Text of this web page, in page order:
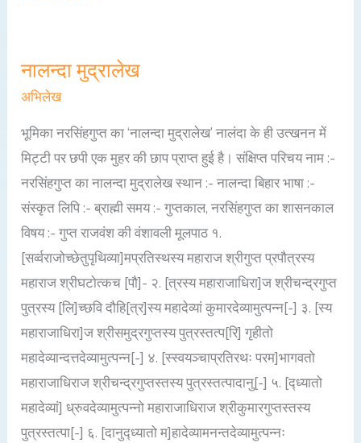
नालन्दा मुद्रालेख
अभिलेख
भूमिका नरसिंहगुप्त का ‘नालन्दा मुद्रालेख’ नालंदा के ही उत्खनन में
मिट्टी पर छपी एक मुहर की छाप प्राप्त हुई है। संक्षिप्त परिचय नाम :-
नरसिंहगुप्त का नालन्दा मुद्रालेख स्थान :- नालन्दा बिहार भाषा :-
संस्कृत लिपि :- ब्राह्मी समय :- गुप्तकाल, नरसिंहगुप्त का शासनकाल
विषय :- गुप्त राजवंश की वंशावली मूलपाठ १.
[सर्व्वराजोच्छेतुपृथिव्या]मप्रतिस्थस्य महाराज श्रीगुप्त प्रपौत्रस्य
महाराज श्रीघटोत्कच [पौ]- २. [त्रस्य महाराजाधिरा]ज श्रीचन्द्रगुप्त
पुत्रस्य [लि]च्छवि दौहि[त्र]स्य महादेव्यां कुमारदेव्यामुत्पन्न[-] ३. [स्य
महाराजाधिरा]ज श्रीसमुद्रगुप्तस्य पुत्रस्तत्प[रि] गृहीतो
महादेव्यान्दत्तदेव्यामुत्पन्न[-] ४. [स्स्वयञ्चाप्रतिरथः परम]भागवतो
महाराजाधिराज श्रीचन्द्रगुप्तस्तस्य पुत्रस्तत्पादानु[-] ५. [द्ध्यातो
महादेव्यां] ध्रुवदेव्यामुत्पन्नो महाराजाधिराज श्रीकुमारगुप्तस्तस्य
पुत्रस्तत्पा[-] ६. [दानुद्ध्यातो म]हादेव्यामनन्तदेव्यामुत्पन्नः
नालन्दा
मुद्रालेख